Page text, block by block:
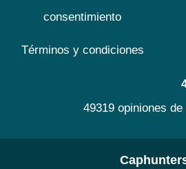
consentimiento
Términos y condiciones
49319 opiniones